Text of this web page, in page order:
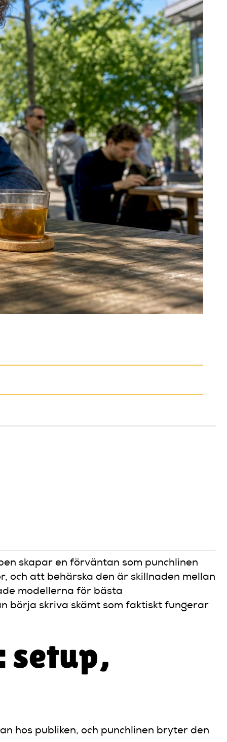
skapar en förväntan som punchlinen
att behärska den är skillnaden mellan
modellerna för bästa
börja skriva skämt som faktiskt fungerar
setup,
hos publiken, och punchlinen bryter den